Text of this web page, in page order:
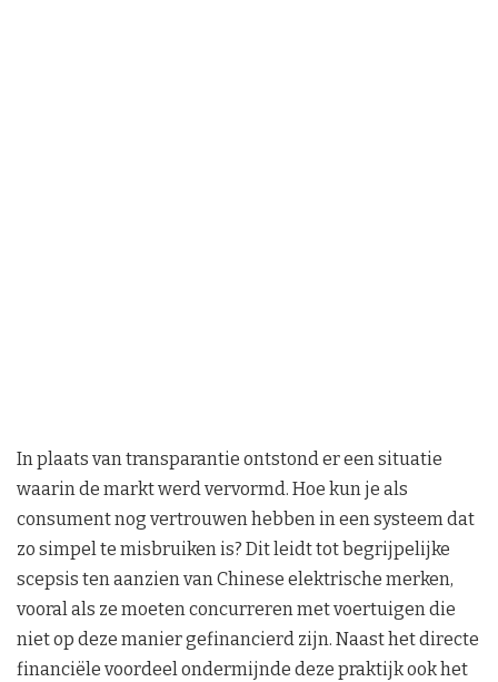
In plaats van transparantie ontstond er een situatie
waarin de markt werd vervormd. Hoe kun je als
consument nog vertrouwen hebben in een systeem dat
zo simpel te misbruiken is? Dit leidt tot begrijpelijke
scepsis ten aanzien van Chinese elektrische merken,
vooral als ze moeten concurreren met voertuigen die
niet op deze manier gefinancierd zijn. Naast het directe
financiële voordeel ondermijnde deze praktijk ook het